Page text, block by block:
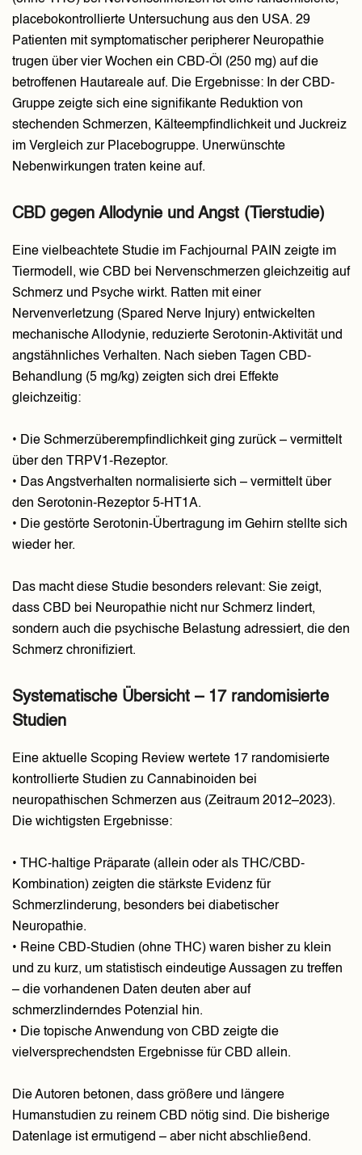
placebokontrollierte Untersuchung aus den USA. 29
Patienten mit symptomatischer peripherer Neuropathie
trugen über vier Wochen ein CBD-Öl (250 mg) auf die
betroffenen Hautareale auf. Die Ergebnisse: In der CBD-
Gruppe zeigte sich eine signifikante Reduktion von
stechenden Schmerzen, Kälteempfindlichkeit und Juckreiz
im Vergleich zur Placebogruppe. Unerwünschte
Nebenwirkungen traten keine auf.
CBD gegen Allodynie und Angst (Tierstudie)
Eine vielbeachtete Studie im Fachjournal PAIN zeigte im
Tiermodell, wie CBD bei Nervenschmerzen gleichzeitig auf
Schmerz und Psyche wirkt. Ratten mit einer
Nervenverletzung (Spared Nerve Injury) entwickelten
mechanische Allodynie, reduzierte Serotonin-Aktivität und
angstähnliches Verhalten. Nach sieben Tagen CBD-
Behandlung (5 mg/kg) zeigten sich drei Effekte
gleichzeitig:
• Die Schmerzüberempfindlichkeit ging zurück – vermittelt
über den TRPV1-Rezeptor.
• Das Angstverhalten normalisierte sich – vermittelt über
den Serotonin-Rezeptor 5-HT1A.
• Die gestörte Serotonin-Übertragung im Gehirn stellte sich
wieder her.
Das macht diese Studie besonders relevant: Sie zeigt,
dass CBD bei Neuropathie nicht nur Schmerz lindert,
sondern auch die psychische Belastung adressiert, die den
Schmerz chronifiziert.
Systematische Übersicht – 17 randomisierte
Studien
Eine aktuelle Scoping Review wertete 17 randomisierte
kontrollierte Studien zu Cannabinoiden bei
neuropathischen Schmerzen aus (Zeitraum 2012–2023).
Die wichtigsten Ergebnisse:
• THC-haltige Präparate (allein oder als THC/CBD-
Kombination) zeigten die stärkste Evidenz für
Schmerzlinderung, besonders bei diabetischer
Neuropathie.
• Reine CBD-Studien (ohne THC) waren bisher zu klein
und zu kurz, um statistisch eindeutige Aussagen zu treffen
– die vorhandenen Daten deuten aber auf
schmerzlinderndes Potenzial hin.
• Die topische Anwendung von CBD zeigte die
vielversprechendsten Ergebnisse für CBD allein.
Die Autoren betonen, dass größere und längere
Humanstudien zu reinem CBD nötig sind. Die bisherige
Datenlage ist ermutigend – aber nicht abschließend.